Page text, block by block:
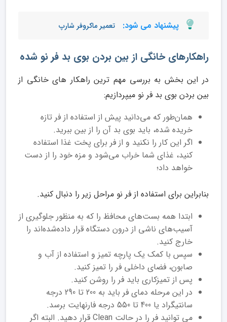
پیشنهاد می شود: تعمیر ماکروفر شارپ
راهکارهای خانگی از بین بردن بوی بد فر نو شده
در این بخش به بررسی مهم ترین راهکار های خانگی از
بین بردن بوی بد فر نو میپردازیم:
همان‌طور که می‌دانید پیش از استفاده از فر تازه
خریده شده، باید بوی بد آن را از بین ببرید.
اگر این کار را نکنید و از فر برای پخت غذا استفاده
کنید، غذای شما خراب می‌شود و مزه خود را از دست
خواهد داد؛
بنابراین برای استفاده از فر نو مراحل زیر را دنبال کنید.
ابتدا همه بست‌های محافظ را که به منظور جلوگیری از
آسیب‌های ناشی از درون دستگاه قرار داده‌شده‌اند را
خارج کنید.
سپس با کمک یک پارچه تمیز و استفاده از آب و
صابون، فضای داخلی فر را تمیز کنید.
پس از تمیزکاری باید فر را روشن کنید.
در این مرحله دمای فر باید به 200 تا 290 درجه
سانتیگراد یا 400 تا 550 درجه فارنهایت برسد.
می توانید فر را در حالت Clean قرار دهید. البته اگر